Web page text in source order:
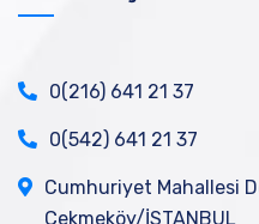
0(216) 641 21 37
0(542) 641 21 37
Cumhuriyet Mahallesi
Çekmeköy/İSTANBUL